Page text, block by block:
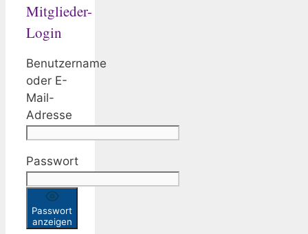
Mitglieder-
Login
Benutzername
oder E-
Mail-
Adresse
Passwort
Passwort
anzeigen